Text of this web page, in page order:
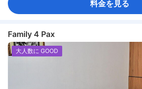
料金を見る
Family 4 Pax
大人数に GOOD